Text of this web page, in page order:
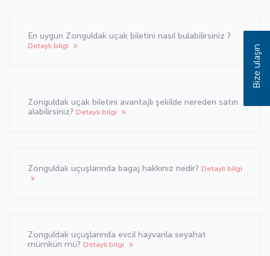
En uygun Zonguldak uçak biletini nasıl bulabilirsiniz ?
Detaylı bilgi
Zonguldak uçak biletini avantajlı şekilde nereden satın
alabilirsiniz? Detaylı bilgi
Zonguldak uçuşlarında bagaj hakkınız nedir? Detaylı bilgi
Zonguldak uçuşlarında evcil hayvanla seyahat
mümkün mü? Detaylı bilgi
Bize ulaşın